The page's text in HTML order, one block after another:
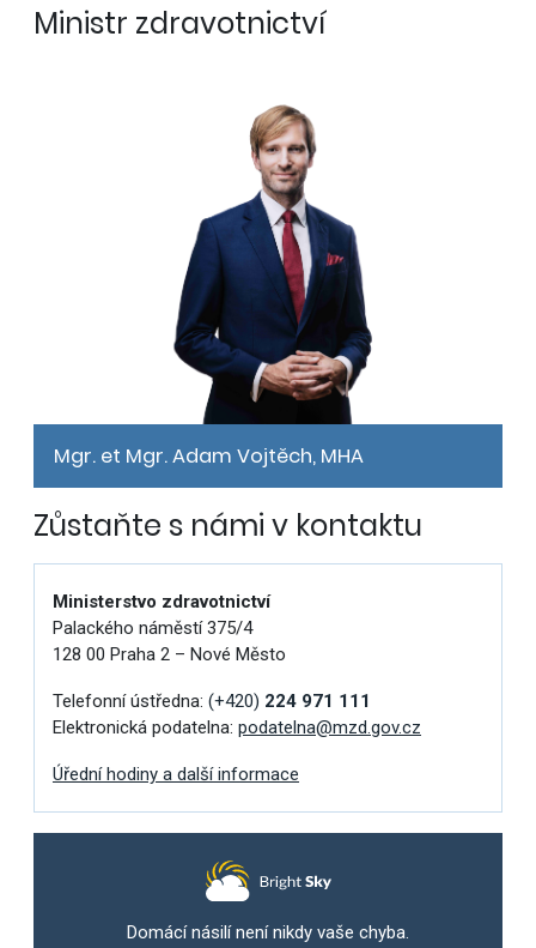
Ministr zdravotnictví
Mgr. et Mgr. Adam Vojtěch, MHA
Zůstaňte s námi v kontaktu
Ministerstvo zdravotnictví
Palackého náměstí 375/4
128 00 Praha 2 – Nové Město
Telefonní ústředna: (+420) 224 971 111
Elektronická podatelna: podatelna@mzd.gov.cz
Úřední hodiny a další informace
Domácí násilí není nikdy vaše chyba.